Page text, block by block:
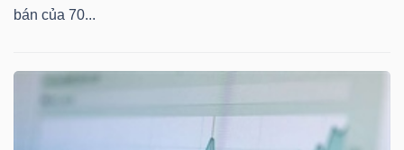
bán của 70...